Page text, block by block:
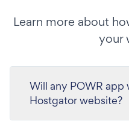
Learn more about
your
Will any POWR app
Hostgator website?